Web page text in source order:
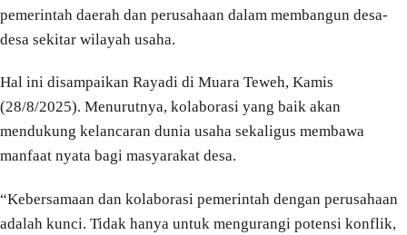
pemerintah daerah dan perusahaan dalam membangun desa-
desa sekitar wilayah usaha.
Hal ini disampaikan Rayadi di Muara Teweh, Kamis
(28/8/2025). Menurutnya, kolaborasi yang baik akan
mendukung kelancaran dunia usaha sekaligus membawa
manfaat nyata bagi masyarakat desa.
“Kebersamaan dan kolaborasi pemerintah dengan perusahaan
adalah kunci. Tidak hanya untuk mengurangi potensi konflik,